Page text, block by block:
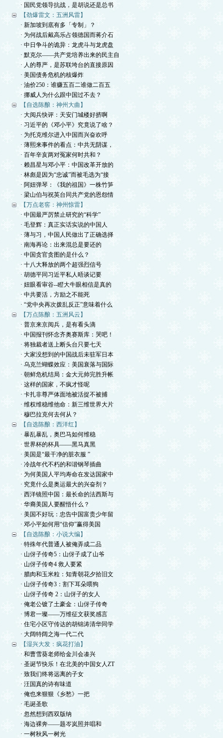
· 国民党领导抗战，是胡说还是总书
【劲爆雷文：五洲风雷】
· 新加坡到底有多「专制」？
· 为何战后戴高乐占领德国而蒋介石
· 中日争斗的诡异：龙虎斗与龙虎盘
· 默克尔——共产党培养出来的民主自
· 人的尊严，是苏联垮台的直接原因
· 美国债务危机的核爆炸
· 油价250：谁赚五百二谁做二百五
· 挪威人为什么跟中国过不去？
【自选陈酿：神州大曲】
· 大阅兵快评：天安门城楼好挤啊
· 习近平的《邓小平》究竟说了啥？
· 为托克维尔进入中国而兴奋欢呼
· 薄熙来事件的看点：中共无阴谋，
· 百年辛亥两对冤家何时共和？
· 赖昌星与邓小平：中国改革开放的
· 林彪是因为“忠诚”而被毛选为“接
· 阿妞弹琴：《我的祖国》一株竹笋
· 梁山伯与祝英台同共产党的恩怨情
【万点老窖：神州惊雷】
· 中国最严厉禁止研究的“科学”
· 毛登辉：真正实话实说的中国人
· 薄与习，中国人民做出了正确选择
· 南海再论：出来混总是要还的
· 中国贪官贪图的是什么？
· 十八大释放的两个超强烈信号
· 胡德平同习近平私人晤谈记要
· 妞眼看审谷--瞪大牛眼相信是真的
· 中共要活，方励之不能死
· “党中央再次拨乱反正”意味着什么
【万点陈酿：五洲风云】
· 普京来京阅兵，是有看头滴
· 中国报刊怀念齐奥赛斯库：哭吧！
· 将独裁者送上断头台只要七天
· 大家没想到的中国战后未驻军日本
· 乌克兰蝴蝶效应：美国衰落与国际
· 朝鲜危机结局：金大元帅完胜升帐
· 这样的国家，不疯才怪呢
· 卡扎非尊严体面地被活捉不被捕
· 维权维稳维他命：新三维世界大片
· 穆巴拉克何去何从？
【自选陈酿：西洋红】
· 暴乱暴乱，奥巴马如何维稳
· 世界杯的杯具——黑马真黑
· 美国是“最干净的脏衣服 ”
· 冷战年代不朽的和谐钢琴插曲
· 为何美国人平均寿命在发达国家中
· 究竟什么是奥运最大的兴奋剂？
· 西洋镜照中国：最长命的法西斯与
· 华裔美国人要醒悟什么？
· 美国不好玩：忠告中国富贵少年留
· 邓小平如何用“信仰”赢得美国
【自选陈酿：小说大编】
· 特殊年代普通人被俺弄成二品
· 山伢子传奇5：山伢子成了山爷
· 山伢子传奇4 救人要紧
· 腊肉和玉米粒：知青朝花夕拾旧文
· 山伢子传奇3：割下耳朵喂狗
· 山伢子传奇 2：山伢子的女人
· 俺老公镀了土豪金：山伢子传奇
· 博君一璨——万维征文获奖感言
· 住宅小区守传达的胡锦涛清华同学
· 大阔特阔之海一代二代
【湿兴大发：疯花打油】
· 和曹雪葵老师给金川会凑兴
· 圣诞节快乐！在北美的中国女人ZT
· 致我们终将远离的子女
· 汪国真的诗有味道
· 俺也来狠狠《乡愁》一把
· 毛诞圣歌
· 忽然想到西双版纳
· 海边裸奔——题岑岚照并唱和
· 一树秋风一树光